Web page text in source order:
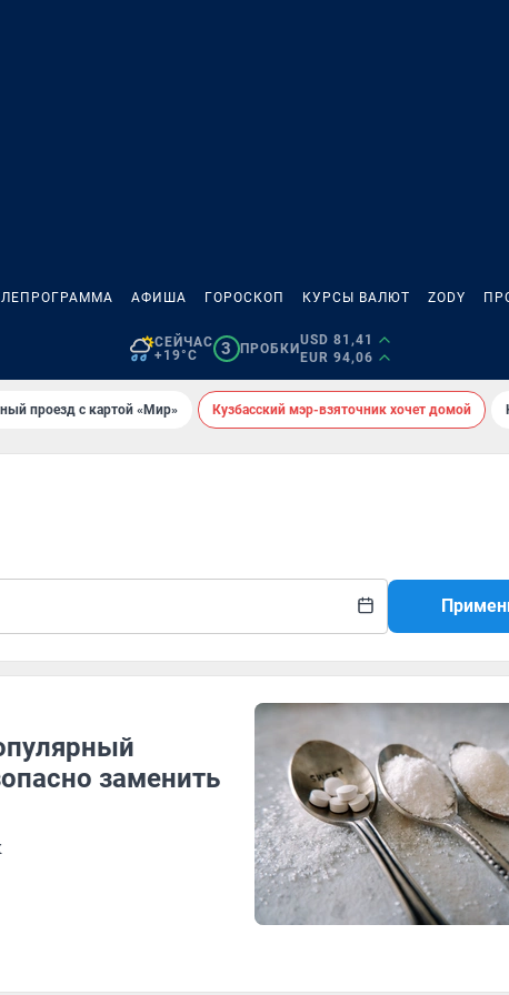
АФИША ГОРОСКОП КУРСЫ ВАЛЮТ ZODY
СЕЙЧАС
+19°C
3 ПРОБКИ
USD 81,41
EUR 94,06
проезд с картой «Мир» Кузбасский мэр-взяточник хочет домой
заменить